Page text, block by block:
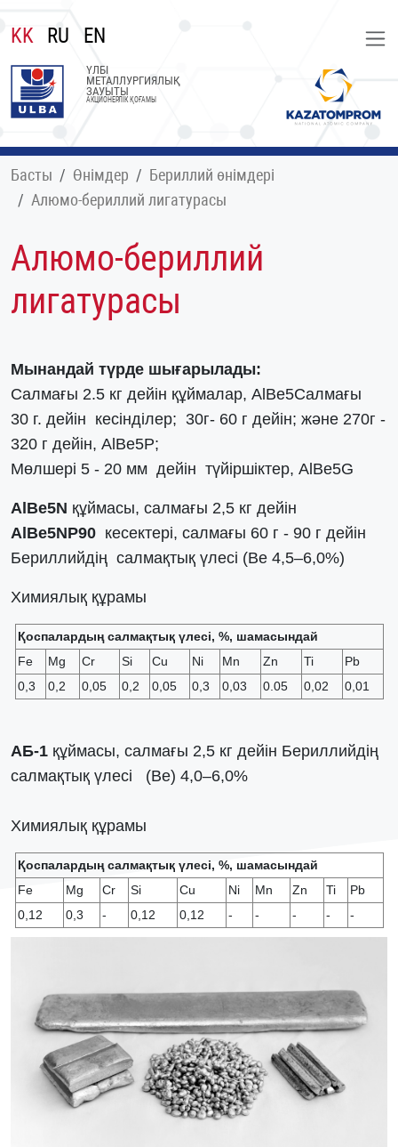
KK RU EN
ҮЛБІ
МЕТАЛЛУРГИЯЛЫҚ
ЗАУЫТЫ
АКЦИОНЕРЛІК ҚОҒАМЫ
Басты Өнімдер
Бериллий өнімдері
Алюмо-бериллий лигатурасы
Алюмо-бериллий
лигатурасы
Мынандай түрде шығарылады:
Салмағы 2.5 кг дейін құймалар, AlBe5Салмағы
30 г. дейін кесінділер; 30г- 60 г дейін; және 270г -
320 г дейін, AlBe5P;
Мөлшері 5 - 20 мм дейін түйіршіктер, AlBe5G
AlBe5N құймасы, салмағы 2,5 кг дейін
AlBe5NР90 кесектері, салмағы 60 г - 90 г дейін
Бериллийдің салмақтық үлесі (Ве 4,5–6,0%)
Химиялық құрамы
Қоспалардың салмақтық үлесі, %, шамасындай
Fe
Mg Cr Si Cu Ni Mn Zn Ti
Pb
0,3
0,2 0,05 0,2 0,05 0,3 0,03 0.05 0,02 0,01
АБ-1 құймасы, салмағы 2,5 кг дейін Бериллийдің
салмақтық үлесі (Ве) 4,0–6,0%
Химиялық құрамы
Қоспалардың салмақтық үлесі, %, шамасындай
Fe
Mg Cr Si Cu Ni Mn Zn Ti
Pb
0,12
0,3 - 0,12 0,12 - - - - -